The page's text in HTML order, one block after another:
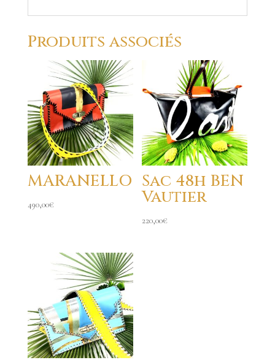
Produits associés
MARANELLO
490,00€
Sac 48h BEN
Vautier
220,00€